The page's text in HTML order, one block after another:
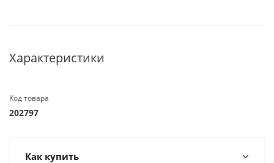
Характеристики
Код товара
202797
Как купить